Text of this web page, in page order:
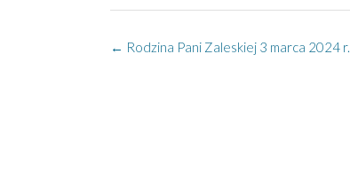
Post
← Rodzina Pani Zaleskiej 3 marca 2024 r.